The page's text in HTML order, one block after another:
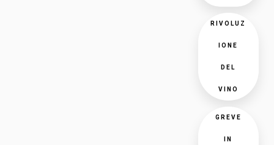
RIVOLUZ
IONE
DEL
VINO
GREVE
IN